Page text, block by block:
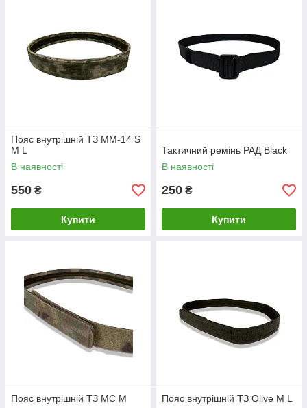
Пояс внутрішній ТЗ MM-14 S
M L
В наявності
550 ₴
Купити
Тактичний ремінь РАД Black
В наявності
250 ₴
Купити
Пояс внутрішній ТЗ MC М
Пояс внутрішній ТЗ Olive M L